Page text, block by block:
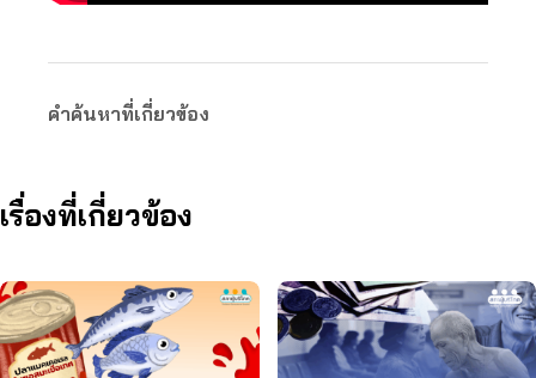
คำค้นหาที่เกี่ยวข้อง
เรื่องที่เกี่ยวข้อง